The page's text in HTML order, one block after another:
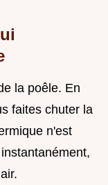
la poêle. En
faites chuter la
n'est